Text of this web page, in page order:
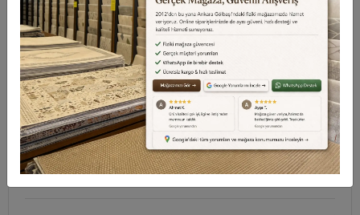
Destek Merkezi
Aklınızdaki soruların yanıtları ve önemli konuların
cevapları içindestek merkezisayfamızı ziyaret
edebilirsiniz.
Destek Merkezi